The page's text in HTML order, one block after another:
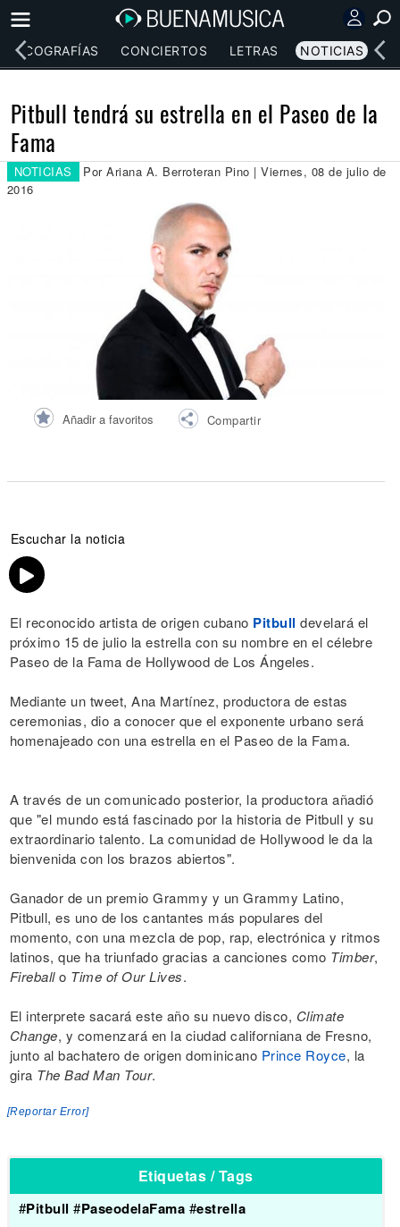
DISCOGRAFÍAS CONCIERTOS LETRAS NOTICIAS
Pitbull tendrá su estrella en el Paseo de la
Fama
NOTICIAS
Por Ariana A. Berroteran Pino | Viernes, 08 de julio de
2016
Añadir a favoritos Compartir
Escuchar la noticia
El reconocido artista de origen cubano Pitbull develará el
próximo 15 de julio la estrella con su nombre en el célebre
Paseo de la Fama de Hollywood de Los Ángeles.
Mediante un tweet, Ana Martínez, productora de estas
ceremonias, dio a conocer que el exponente urbano será
homenajeado con una estrella en el Paseo de la Fama.
A través de un comunicado posterior, la productora añadió
que "el mundo está fascinado por la historia de Pitbull y su
extraordinario talento. La comunidad de Hollywood le da la
bienvenida con los brazos abiertos".
Ganador de un premio Grammy y un Grammy Latino,
Pitbull, es uno de los cantantes más populares del
momento, con una mezcla de pop, rap, electrónica y ritmos
latinos, que ha triunfado gracias a canciones como Timber,
Fireballo Time of Our Lives.
El interprete sacará este año su nuevo disco, Climate
Change, y comenzará en la ciudad californiana de Fresno,
junto al bachatero de origen dominicano Prince Royce, la
gira The Bad Man Tour.
[Reportar Error]
Etiquetas / Tags
#Pitbull #PaseodelaFama #estrella